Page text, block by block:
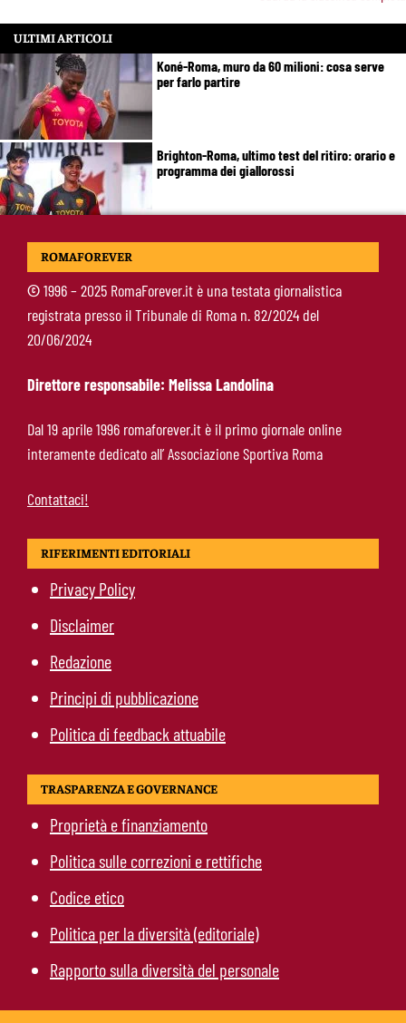
ULTIMI ARTICOLI
Koné-Roma, muro da 60 milioni: cosa serve
per farlo partire
Brighton-Roma, ultimo test del ritiro: orario e
programma dei giallorossi
Nusa-Roma, la pista si raffredda: nessuna
Pellegrini resta alla Roma: rinnovo di un anno e
ingaggio dimezzato
ROMAFOREVER
©1996 – 2025 RomaForever.it è una testata giornalistica
registrata presso il Tribunale di Roma n. 82/2024 del
20/06/2024
Direttore responsabile: Melissa Landolina
Dal 19 aprile 1996 romaforever.it è il primo giornale online
interamente dedicato all’ Associazione Sportiva Roma
Contattaci!
RIFERIMENTI EDITORIALI
Privacy Policy
Disclaimer
Redazione
Principi di pubblicazione
Politica di feedback attuabile
TRASPARENZA E GOVERNANCE
Proprietà e finanziamento
Politica sulle correzioni e rettifiche
Codice etico
Politica per la diversità (editoriale)
Rapporto sulla diversità del personale